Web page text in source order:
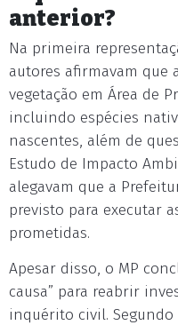
anterior?
Na primeira
autores afirmavam
vegetação em Área de
incluindo espécies
nascentes, além de
Estudo de Impacto
alegavam que a
previsto para executar
prometidas.
Apesar disso, o MP
causa” para reabrir
inquérito civil.